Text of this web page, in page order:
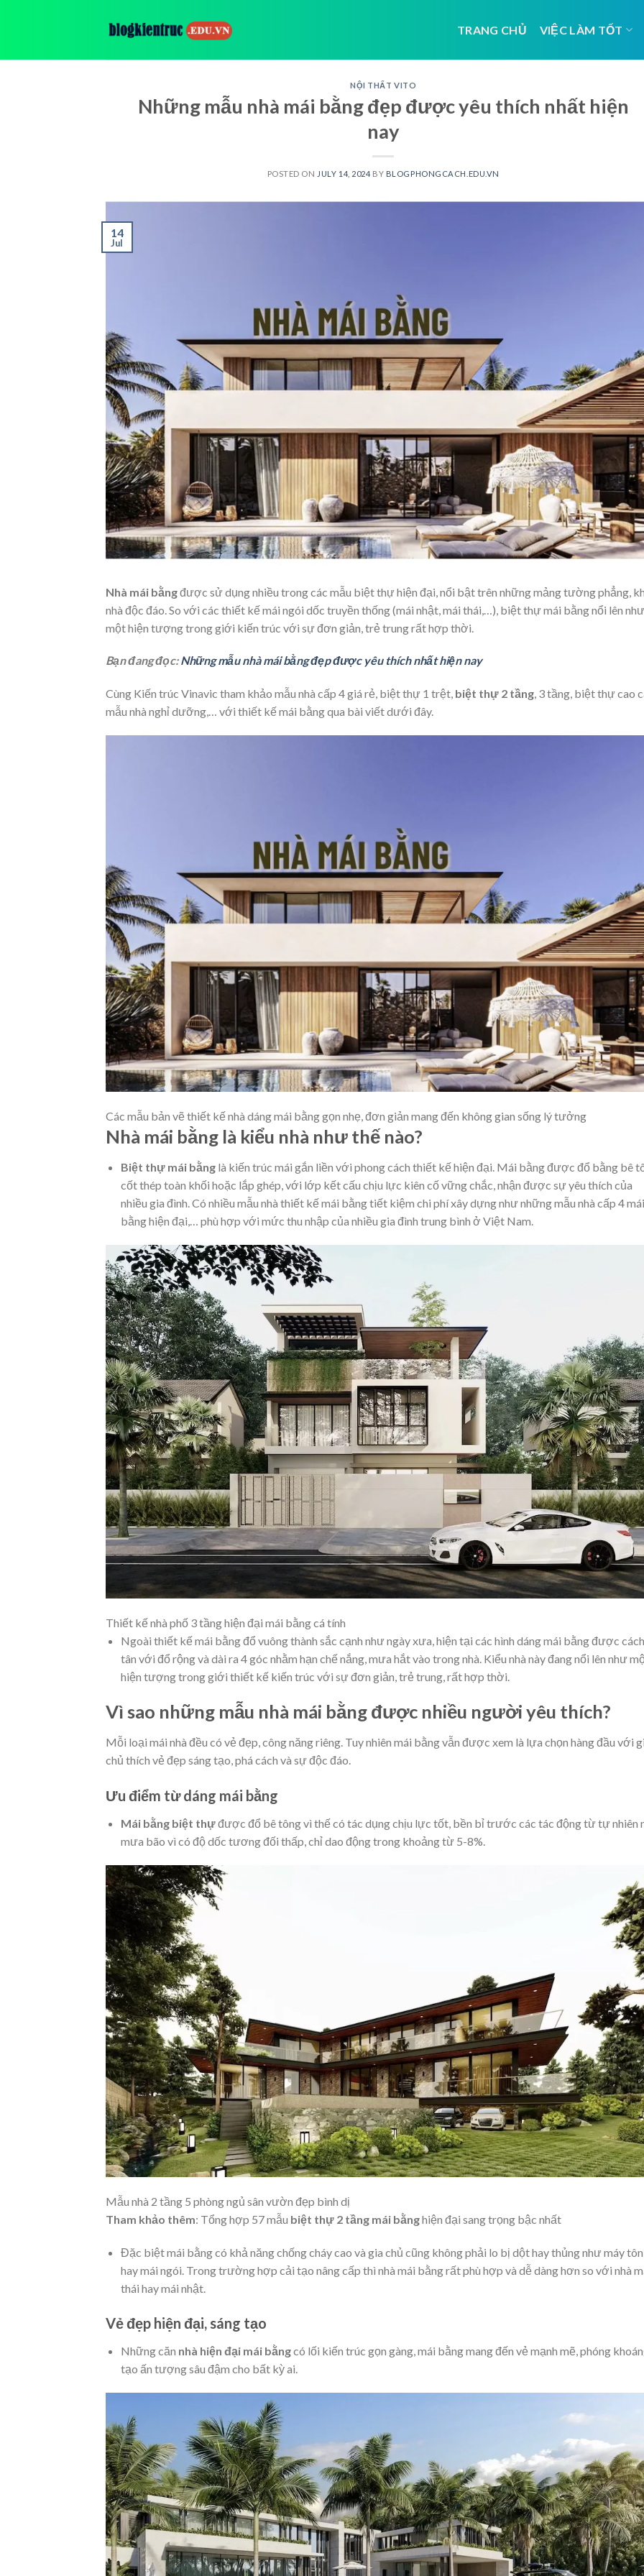
TRANG CHỦ VIỆC LÀM TỐT
NỘI THẤT VITO
Những mẫu nhà mái bằng đẹp được yêu thích nhất hiện
nay
POSTED ON JULY 14, 2024 BY BLOGPHONGCACH.EDU.VN
14
Jul
Nhà mái bằngđược sử dụng nhiều trong các mẫu biệt thự hiện đại, nổi bật trên những mảng tường phẳng,
nhà độc đáo. So với các thiết kế mái ngói dốc truyền thống (mái nhật, mái thái,…), biệt thự mái bằng nổi lên như
một hiện tượng trong giới kiến trúc với sự đơn giản, trẻ trung rất hợp thời.
Bạn đang đọc:Những mẫu nhà mái bằng đẹp được yêu thích nhất hiện nay
Cùng Kiến trúc Vinavic tham khảo mẫu nhà cấp 4 giá rẻ, biệt thự 1 trệt, biệt thự 2 tầng, 3 tầng, biệt thự cao
mẫu nhà nghỉ dưỡng,… với thiết kế mái bằng qua bài viết dưới đây.
Các mẫu bản vẽ thiết kế nhà dáng mái bằng gọn nhẹ, đơn giản mang đến không gian sống lý tưởng
Nhà mái bằng là kiểu nhà như thế nào?
Biệt thự mái bằnglà kiến trúc mái gắn liền với phong cách thiết kế hiện đại. Mái bằng được đổ bằng bê
cốt thép toàn khối hoặc lắp ghép, với lớp kết cấu chịu lực kiên cố vững chắc, nhận được sự yêu thích của
nhiều gia đình. Có nhiều mẫu nhà thiết kế mái bằng tiết kiệm chi phí xây dựng như những mẫu nhà cấp 4 mái
bằng hiện đại,… phù hợp với mức thu nhập của nhiều gia đình trung bình ở Việt Nam.
Thiết kế nhà phố 3 tầng hiện đại mái bằng cá tính
Ngoài thiết kế mái bằng đổ vuông thành sắc cạnh như ngày xưa, hiện tại các hình dáng mái bằng được cách
tân với đổ rộng và dài ra 4 góc nhằm hạn chế nắng, mưa hắt vào trong nhà. Kiểu nhà này đang nổi lên như
hiện tượng trong giới thiết kế kiến trúc với sự đơn giản, trẻ trung, rất hợp thời.
Vì sao những mẫu nhà mái bằng được nhiều người yêu thích?
Mỗi loại mái nhà đều có vẻ đẹp, công năng riêng. Tuy nhiên mái bằng vẫn được xem là lựa chọn hàng đầu với
chủ thích vẻ đẹp sáng tạo, phá cách và sự độc đáo.
Ưu điểm từ dáng mái bằng
Mái bằng biệt thựđược đổ bê tông vì thế có tác dụng chịu lực tốt, bền bỉ trước các tác động từ tự nhiên
mưa bão vì có độ dốc tương đối thấp, chỉ dao động trong khoảng từ 5-8%.
Mẫu nhà 2 tầng 5 phòng ngủ sân vườn đẹp bình dị
Tham khảo thêm: Tổng hợp 57 mẫu biệt thự 2 tầng mái bằnghiện đại sang trọng bậc nhất
Đặc biệt mái bằng có khả năng chống cháy cao và gia chủ cũng không phải lo bị dột hay thủng như máy tôn
hay mái ngói. Trong trường hợp cải tạo nâng cấp thì nhà mái bằng rất phù hợp và dễ dàng hơn so với nhà
thái hay mái nhật.
Vẻ đẹp hiện đại, sáng tạo
Những căn nhà hiện đại mái bằngcó lối kiến trúc gọn gàng, mái bằng mang đến vẻ mạnh mẽ, phóng
tạo ấn tượng sâu đậm cho bất kỳ ai.